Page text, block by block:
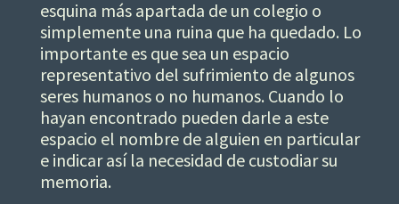
esquina más apartada de un colegio o
simplemente una ruina que ha quedado. Lo
importante es que sea un espacio
representativo del sufrimiento de algunos
seres humanos o no humanos. Cuando lo
hayan encontrado pueden darle a este
espacio el nombre de alguien en particular
e indicar así la necesidad de custodiar su
memoria.